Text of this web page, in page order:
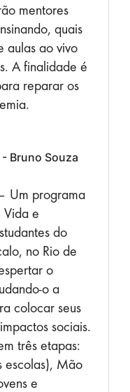
mentores
quais
aulas ao vivo
A finalidade é
reparar os
Bruno Souza
Um programa
Vida e
do
no Rio de
o
o a
colocar seus
sociais.
três etapas:
escolas), Mão
e